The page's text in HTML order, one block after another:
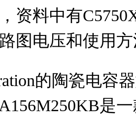
资料中有
图电压和使用
的陶瓷电容
是